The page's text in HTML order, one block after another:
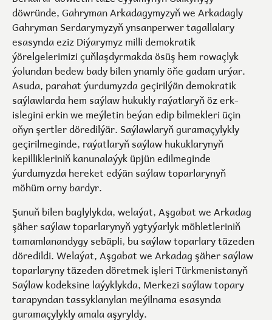
döwründe, Gahryman Arkadagymyzyň we Arkadagly
Gahryman Serdarymyzyň ynsanperwer tagallalary
esasynda eziz Diýarymyz milli demokratik
ýörelgelerimizi çuňlaşdyrmakda ösüş hem rowaçlyk
ýolundan bedew bady bilen ynamly öňe gadam urýar.
Asuda, parahat ýurdumyzda geçirilýän demokratik
saýlawlarda hem saýlaw hukukly raýatlaryň öz erk-
islegini erkin we meýletin beýan edip bilmekleri üçin
oňyn şertler döredilýär. Saýlawlaryň guramaçylykly
geçirilmeginde, raýatlaryň saýlaw hukuklarynyň
kepillikleriniň kanunalaýyk üpjün edilmeginde
ýurdumyzda hereket edýän saýlaw toparlarynyň
möhüm orny bardyr.
Şunuň bilen baglylykda, welaýat, Aşgabat we Arkadag
şäher saýlaw toparlarynyň ygtyýarlyk möhletleriniň
tamamlanandygy sebäpli, bu saýlaw toparlary täzeden
döredildi. Welaýat, Aşgabat we Arkadag şäher saýlaw
toparlaryny täzeden döretmek işleri Türkmenistanyň
Saýlaw kodeksine laýyklykda, Merkezi saýlaw topary
tarapyndan tassyklanylan meýilnama esasynda
guramaçylykly amala aşyryldy.